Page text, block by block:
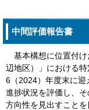
中間評価報告書
基本構想に位置付け
辺地区）」における
6（2024）年度末に迎
進捗状況を評価し、
方向性を見出すことを